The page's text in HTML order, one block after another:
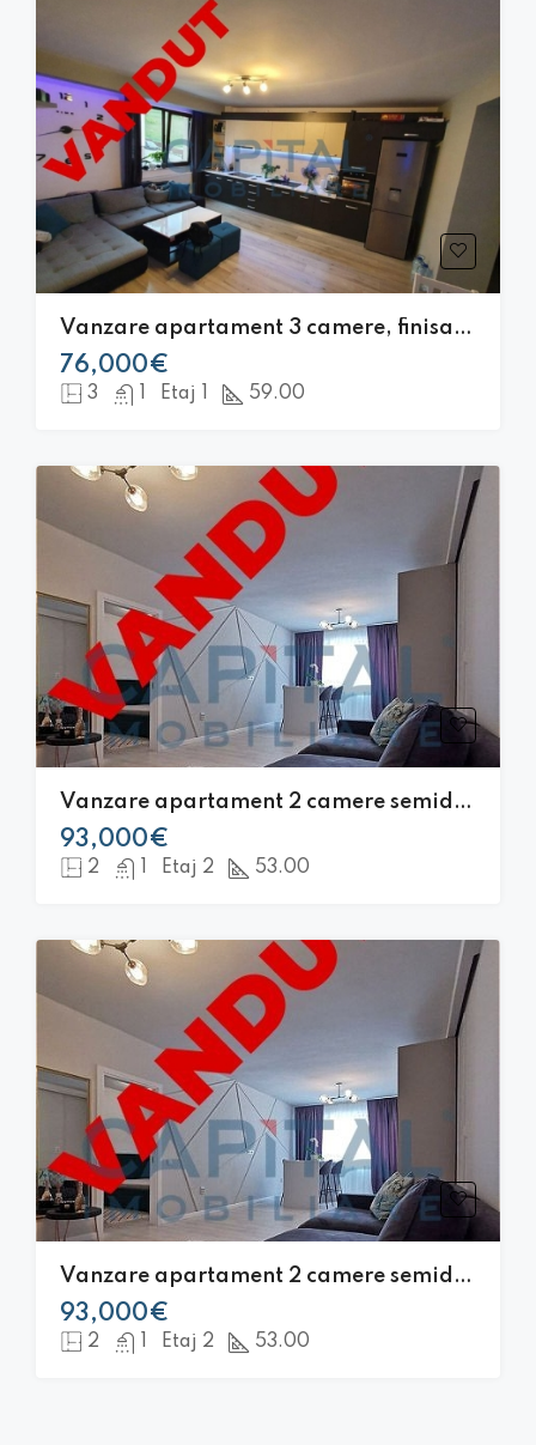
Vanzare apartament 3 camere, finisat ,mobilat modern, Floresti, 2 locuri parcare
76,000€
3 Etaj 1 59.00
Vanzare apartament 2 camere semidecomandat, de lux, Zona VIVO!
93,000€
2 Etaj 2 53.00
Vanzare apartament 2 camere semidecomandat, de lux, Zona VIVO!
93,000€
2 Etaj 2 53.00